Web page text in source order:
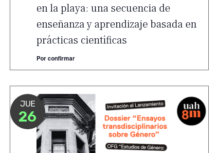
en la playa: una secuencia de
enseñanza y aprendizaje basada en
prácticas científicas
Por confirmar
JUE
26